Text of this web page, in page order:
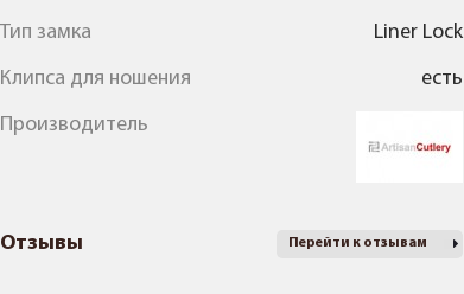
Тип замка Liner Lock
Клипса для ношения есть
Производитель
Отзывы Перейти к отзывам